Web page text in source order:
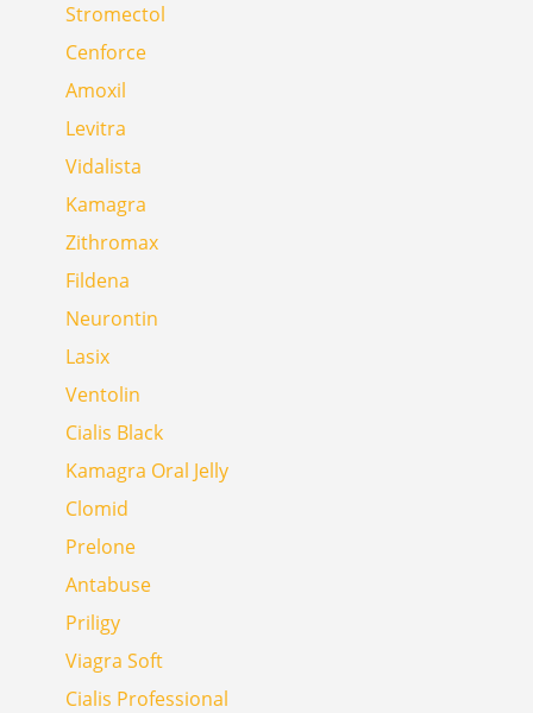
Stromectol
Cenforce
Amoxil
Levitra
Vidalista
Kamagra
Zithromax
Fildena
Neurontin
Lasix
Ventolin
Cialis Black
Kamagra Oral Jelly
Clomid
Prelone
Antabuse
Priligy
Viagra Soft
Cialis Professional